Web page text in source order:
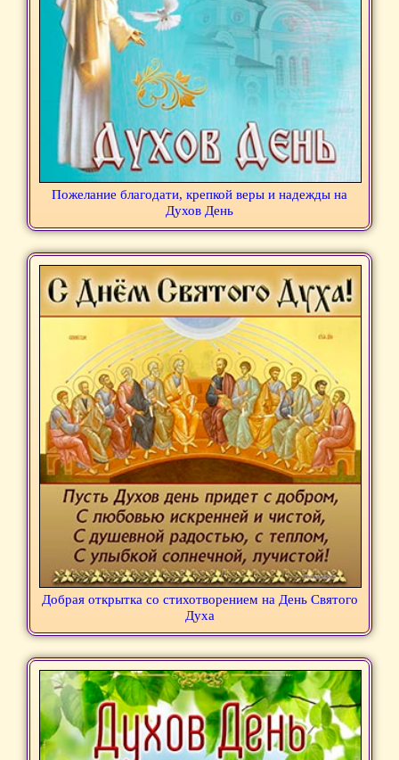
Пожелание благодати, крепкой веры и надежды на
Духов День
Добрая открытка со стихотворением на День Святого
Духа